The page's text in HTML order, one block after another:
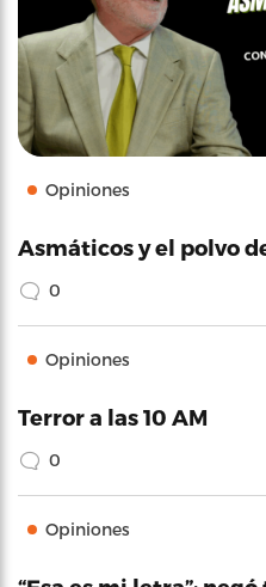
Opiniones
Asmáticos y el polvo
0
Opiniones
Terror a las 10 AM
0
Opiniones